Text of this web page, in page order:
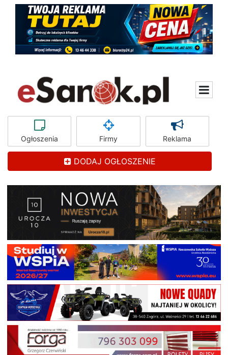
Ogłoszenia Firmy Reklama
DODAJ OGŁOSZENIE